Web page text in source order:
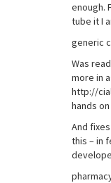
enough.
tube it I
generic
Was
more in
http://
hands
And
this – in